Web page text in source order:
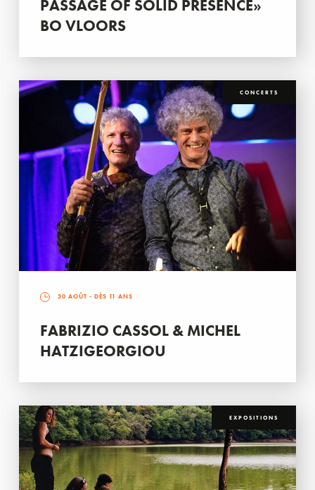
PASSAGE OF SOLID PRESENCE»
BO VLOORS
CONCERTS
30 AOÛT - DÈS 11 ANS
FABRIZIO CASSOL & MICHEL
HATZIGEORGIOU
EXPOSITIONS